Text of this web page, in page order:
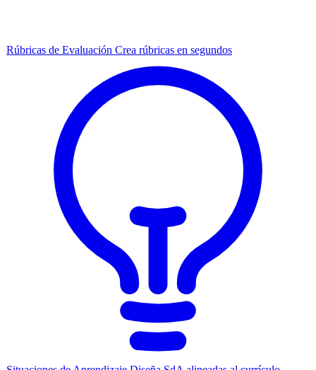
Rúbricas de Evaluación Crea rúbricas en segundos